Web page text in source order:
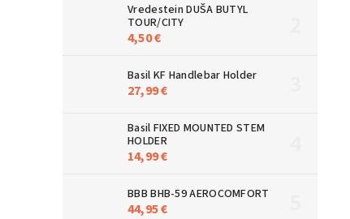
Vredestein DUŠA BUTYL
TOUR/CITY
4,50 €
Basil KF Handlebar Holder
27,99 €
Basil FIXED MOUNTED STEM
HOLDER
14,99 €
BBB BHB-59 AEROCOMFORT
44,95 €